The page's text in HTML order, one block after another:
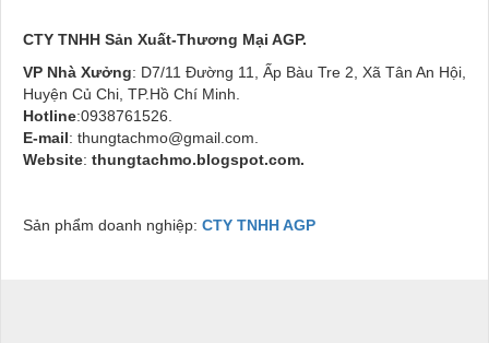
CTY TNHH Sản Xuất-Thương Mại AGP.
VP Nhà Xưởng: D7/11 Đường 11, Ấp Bàu Tre 2, Xã Tân An Hội,
Huyện Củ Chi, TP.Hồ Chí Minh.
Hotline:0938761526.
E-mail: thungtachmo@gmail.com.
Website: thungtachmo.blogspot.com.
Sản phẩm doanh nghiệp: CTY TNHH AGP